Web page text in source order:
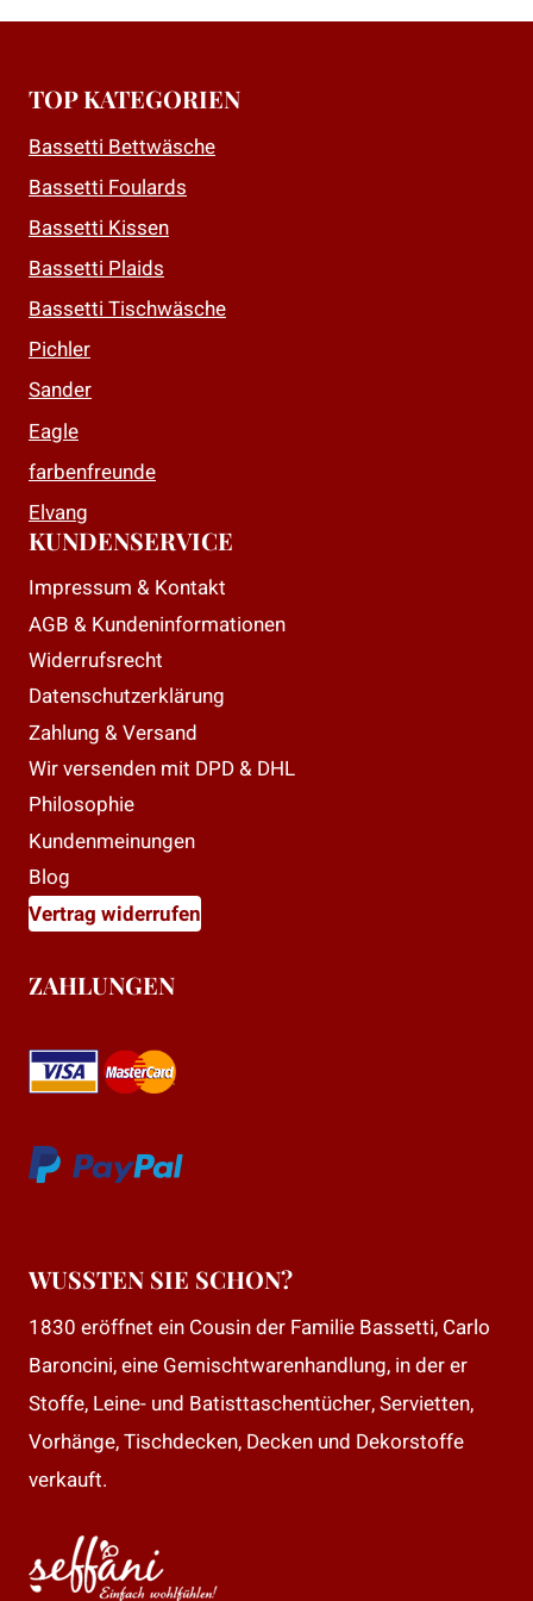
TOP KATEGORIEN
Bassetti Bettwäsche
Bassetti Foulards
Bassetti Kissen
Bassetti Plaids
Bassetti Tischwäsche
Pichler
Sander
Eagle
farbenfreunde
Elvang
KUNDENSERVICE
Impressum & Kontakt
AGB & Kundeninformationen
Widerrufsrecht
Datenschutzerklärung
Zahlung & Versand
Wir versenden mit DPD & DHL
Philosophie
Kundenmeinungen
Blog
Vertrag widerrufen
ZAHLUNGEN
WUSSTEN SIE SCHON?
1830 eröffnet ein Cousin der Familie Bassetti, Carlo
Baroncini, eine Gemischtwarenhandlung, in der er
Stoffe, Leine- und Batisttaschentücher, Servietten,
Vorhänge, Tischdecken, Decken und Dekorstoffe
verkauft.